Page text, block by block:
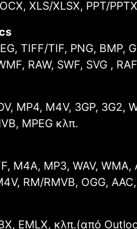
XLS/XLSX, PPT/
TIFF/TIF, PNG, BMP,
RAW, SWF, SVG ,
MP4, M4V, 3GP, 3G2,
MPEG κλπ.
M4A, MP3, WAV, WMA,
RM/RMVB, OGG,
EMLX, κλπ.(από